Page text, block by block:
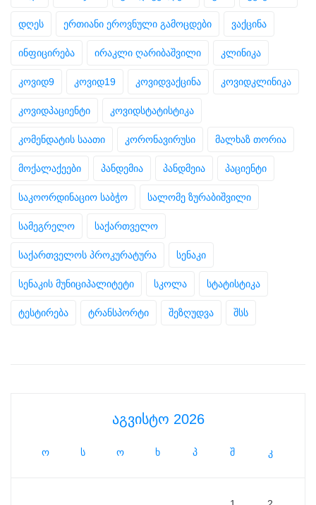
დღეს ერთიანი ეროვნული გამოცდები ვაქცინა
ინფიცირება ირაკლი ღარიბაშვილი კლინიკა
კოვიდ9 კოვიდ19 კოვიდვაქცინა კოვიდკლინიკა
კოვიდპაციენტი კოვიდსტატისტიკა
კომენდატის საათი კორონავირუსი მალხაზ თორია
მოქალაქეები პანდემია პანდმეია პაციენტი
საკოორდინაციო საბჭო სალომე ზურაბიშვილი
სამეგრელო საქართველო
საქართველოს პროკურატურა სენაკი
სენაკის მუნიციპალიტეტი სკოლა სტატისტიკა
ტესტირება ტრანსპორტი შეზღუდვა შსს
აგვისტო 2026
ო ს ო ხ პ შ კ